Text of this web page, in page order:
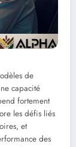
de
capacité
fortement
les défis liés
et
des